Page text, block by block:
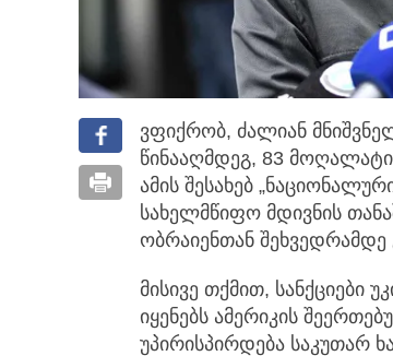
ვფიქრობ, ძალიან
წინააღმდეგ, 83
ამის შესახებ
სახელმწიფო მდივნის
ობრაიენთან
მისივე თქმით, სანქციები
იყენებს ამერიკის
უპირისპირდება საკუთარ